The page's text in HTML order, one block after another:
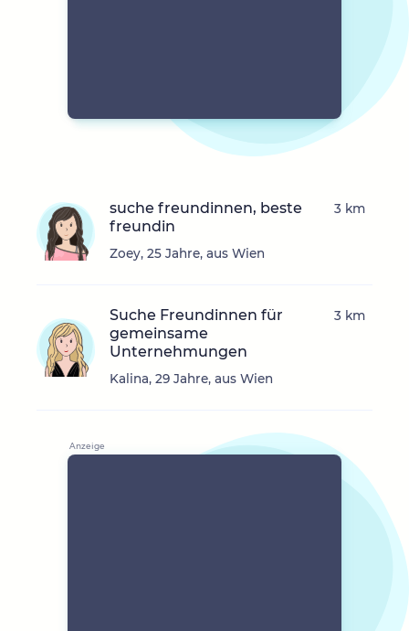
suche freundinnen, beste
freundin
Zoey, 25 Jahre, aus Wien
3 km
Suche Freundinnen für
gemeinsame
Unternehmungen
Kalina, 29 Jahre, aus Wien
3 km